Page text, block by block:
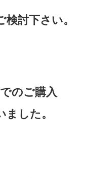
討下さい。
のご購入
した。